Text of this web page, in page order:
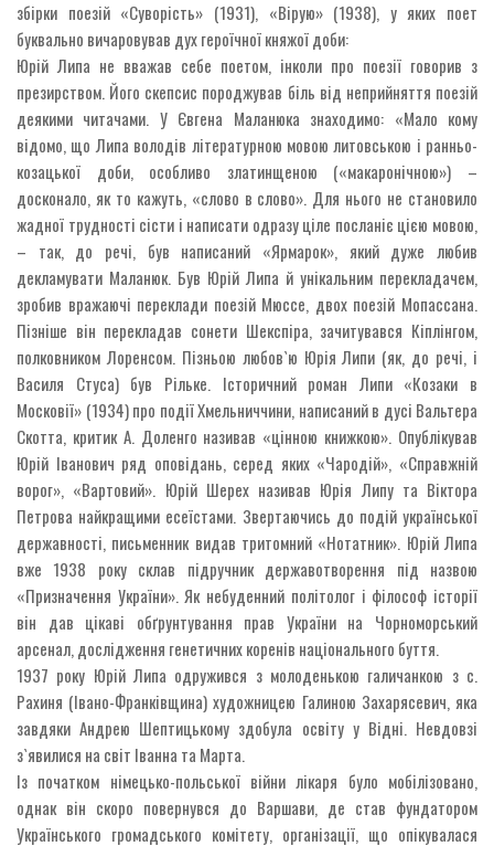
збірки поезій «Суворість» (1931), «Вірую» (1938), у яких поет
буквально вичаровував дух героїчної княжої доби:
Юрій Липа не вважав себе поетом, інколи про поезії говорив з
презирством. Його скепсис породжував біль від неприйняття поезій
деякими читачами. У Євгена Маланюка знаходимо: «Мало кому
відомо, що Липа володів літературною мовою литовською і ранньо-
козацької доби, особливо златинщеною («макаронічною») –
досконало, як то кажуть, «слово в слово». Для нього не становило
жадної трудності сісти і написати одразу ціле посланіє цією мовою,
– так, до речі, був написаний «Ярмарок», який дуже любив
декламувати Маланюк. Був Юрій Липа й унікальним перекладачем,
зробив вражаючі переклади поезій Мюссе, двох поезій Мопассана.
Пізніше він перекладав сонети Шекспіра, зачитувався Кіплінгом,
полковником Лоренсом. Пізньою любов`ю Юрія Липи (як, до речі, і
Василя Стуса) був Рільке. Історичний роман Липи «Козаки в
Московії» (1934) про події Хмельниччини, написаний в дусі Вальтера
Скотта, критик А. Доленго називав «цінною книжкою». Опублікував
Юрій Іванович ряд оповідань, серед яких «Чародій», «Справжній
ворог», «Вартовий». Юрій Шерех називав Юрія Липу та Віктора
Петрова найкращими есеїстами. Звертаючись до подій української
державності, письменник видав тритомний «Нотатник». Юрій Липа
вже 1938 року склав підручник державотворення під назвою
«Призначення України». Як небуденний політолог і філософ історії
він дав цікаві обґрунтування прав України на Чорноморський
арсенал, дослідження генетичних коренів національного буття.
1937 року Юрій Липа одружився з молоденькою галичанкою з с.
Рахиня (Івано-Франківщина) художницею Галиною Захарясевич, яка
завдяки Андрею Шептицькому здобула освіту у Відні. Невдовзі
з`явилися на світ Іванна та Марта.
Із початком німецько-польської війни лікаря було мобілізовано,
однак він скоро повернувся до Варшави, де став фундатором
Українського громадського комітету, організації, що опікувалася